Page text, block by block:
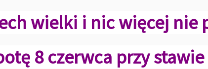
wielki i nic więcej nie
8 czerwca przy